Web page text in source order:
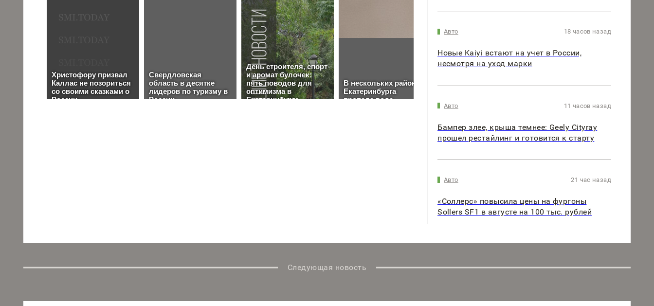
Авто 18 часов назад
Новые Kaiyi встают на учет в России,
несмотря на уход марки
Авто 11 часов назад
Бампер злее, крыша темнее: Geely Cityray
прошел рестайлинг и готовится к старту
Авто 21 час назад
«Соллерс» повысила цены на фургоны
Sollers SF1 в августе на 100 тыс. рублей
Следующая новость